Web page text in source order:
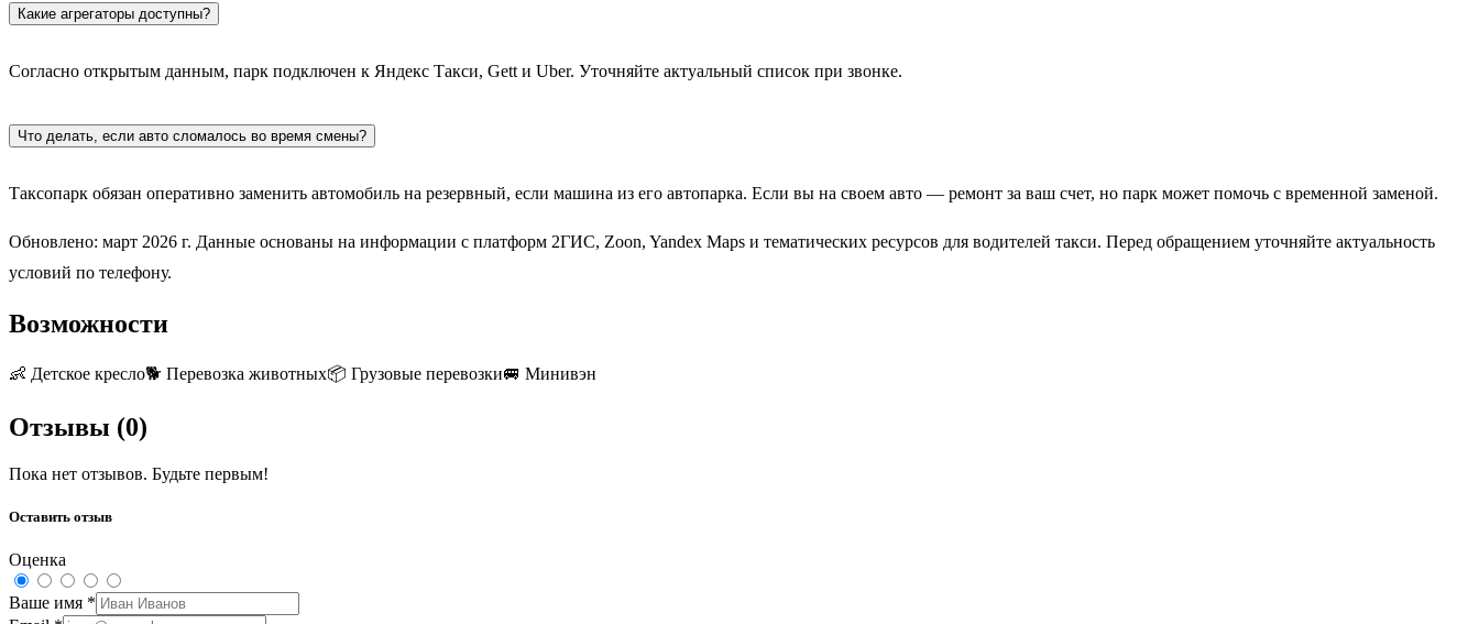
Какие агрегаторы доступны?
Согласно открытым данным, парк подключен к Яндекс Такси, Gett и Uber. Уточняйте актуальный список при звонке.
Что делать, если авто сломалось во время смены?
Таксопарк обязан оперативно заменить автомобиль на резервный, если машина из его автопарка. Если вы на своем авто — ремонт за ваш счет, но парк может помочь с временной заменой.
Обновлено: март 2026 г. Данные основаны на информации с платформ 2ГИС, Zoon, Yandex Maps и тематических ресурсов для водителей такси. Перед обращением уточняйте актуальность
условий по телефону.
Возможности
👶 Детское кресло🐕 Перевозка животных📦 Грузовые перевозки🚐 Минивэн
Отзывы (0)
Пока нет отзывов. Будьте первым!
Оставить отзыв
Оценка
Ваше имя *